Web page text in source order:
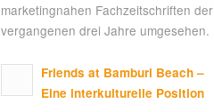
marketingnahen Fachzeitschriften der
vergangenen drei Jahre umgesehen.
Friends at Bamburi Beach –
Eine interkulturelle Position